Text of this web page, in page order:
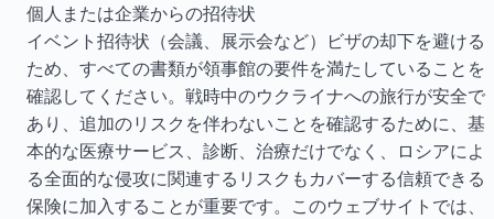
個人または企業からの招待状
イベント招待状（会議、展示会など）ビザの却下を避ける
ため、すべての書類が領事館の要件を満たしていることを
確認してください。戦時中のウクライナへの旅行が安全で
あり、追加のリスクを伴わないことを確認するために、基
本的な医療サービス、診断、治療だけでなく、ロシアによ
る全面的な侵攻に関連するリスクもカバーする信頼できる
保険に加入することが重要です。このウェブサイトでは、